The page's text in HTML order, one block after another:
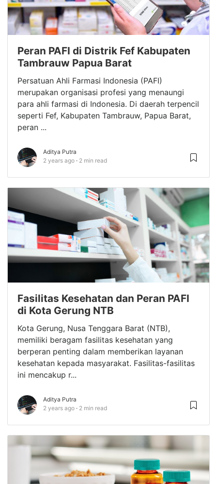
Peran PAFI di Distrik Fef Kabupaten
Tambrauw Papua Barat
Persatuan Ahli Farmasi Indonesia (PAFI)
merupakan organisasi profesi yang menaungi
para ahli farmasi di Indonesia. Di daerah terpencil
seperti Fef, Kabupaten Tambrauw, Papua Barat,
peran ...
Aditya Putra
2 years ago
2 min read
Fasilitas Kesehatan dan Peran PAFI
di Kota Gerung NTB
Kota Gerung, Nusa Tenggara Barat (NTB),
memiliki beragam fasilitas kesehatan yang
berperan penting dalam memberikan layanan
kesehatan kepada masyarakat. Fasilitas-fasilitas
ini mencakup r...
Aditya Putra
2 years ago
2 min read